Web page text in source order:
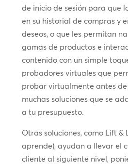
de inicio de sesión para que
en su historial de compras y
deseos, o que les permitan
gamas de productos e
contenido con un simple
probadores virtuales que
probar virtualmente antes
muchas soluciones que se
a tu presupuesto.
Otras soluciones, como Lift &
aprende), ayudan a llevar el
cliente al siguiente nivel,